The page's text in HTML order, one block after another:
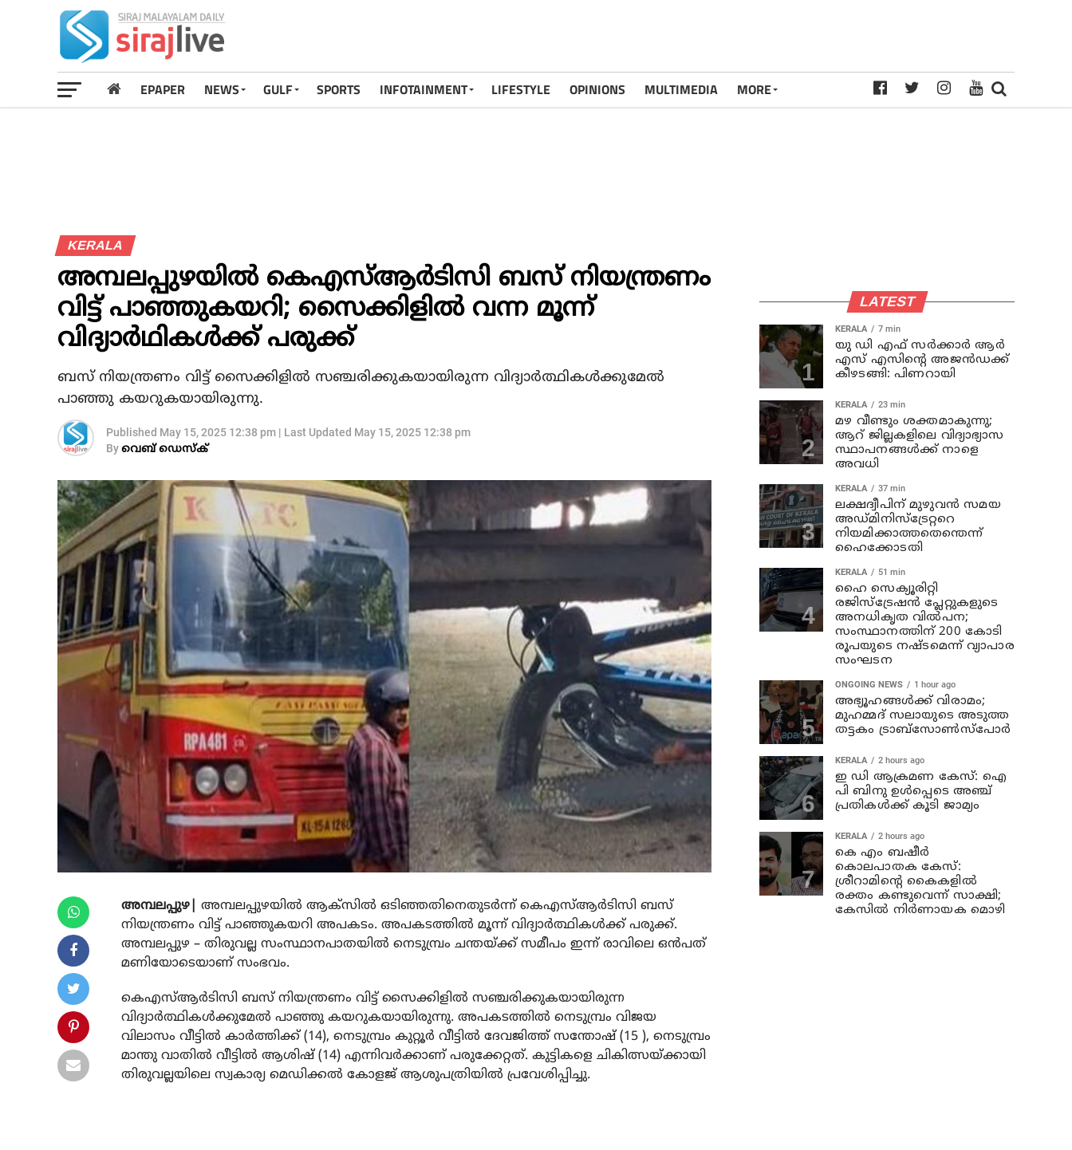
EPAPER NEWS GULF SPORTS INFOTAINMENT LIFESTYLE OPINIONS MULTIMEDIA MORE
KERALA
അമ്പലപ്പുഴയില്‍ കെഎസ്ആര്‍ടിസി ബസ് നിയന്ത്രണം
വിട്ട് പാഞ്ഞുകയറി; സൈക്കിളില്‍ വന്ന മൂന്ന്
വിദ്യാര്‍ഥികള്‍ക്ക് പരുക്ക്
ബസ് നിയന്ത്രണം വിട്ട് സൈക്കിളില്‍ സഞ്ചരിക്കുകയായിരുന്ന വിദ്യാര്‍ത്ഥികള്‍ക്കുമേല്‍
പാഞ്ഞു കയറുകയായിരുന്നു.
Published May 15, 2025 12:38 pm | Last Updated May 15, 2025 12:38 pm
Byവെബ് ഡെസ്‌ക്
അമ്പലപ്പുഴ|
അമ്പലപ്പുഴയില്‍ ആക്‌സില്‍ ഒടിഞ്ഞതിനെതുടര്‍ന്ന് കെഎസ്ആര്‍ടിസി ബസ്
നിയന്ത്രണം വിട്ട് പാഞ്ഞുകയറി അപകടം. അപകടത്തില്‍ മൂന്ന് വിദ്യാര്‍ത്ഥികള്‍ക്ക് പരുക്ക്.
അമ്പലപ്പുഴ – തിരുവല്ല സംസ്ഥാനപാതയില്‍ നെടുമ്പ്രം ചന്തയ്ക്ക് സമീപം ഇന്ന് രാവിലെ ഒന്‍പത്
മണിയോടെയാണ് സംഭവം.
കെഎസ്ആര്‍ടിസി ബസ് നിയന്ത്രണം വിട്ട് സൈക്കിളില്‍ സഞ്ചരിക്കുകയായിരുന്ന
വിദ്യാര്‍ത്ഥികള്‍ക്കുമേല്‍ പാഞ്ഞു കയറുകയായിരുന്നു. അപകടത്തില്‍ നെടുമ്പ്രം വിജയ
വിലാസം വീട്ടില്‍ കാര്‍ത്തിക്ക് (14), നെടുമ്പ്രം കുറ്റൂര്‍ വീട്ടില്‍ ദേവജിത്ത് സന്തോഷ് (15 ), നെടുമ്പ്രം
മാന്തു വാതില്‍ വീട്ടില്‍ ആശിഷ് (14) എന്നിവര്‍ക്കാണ് പരുക്കേറ്റത്. കുട്ടികളെ ചികിത്സയ്ക്കായി
തിരുവല്ലയിലെ സ്വകാര്യ മെഡിക്കല്‍ കോളജ് ആശുപത്രിയില്‍ പ്രവേശിപ്പിച്ചു.
LATEST
KERALA 7 min
യു ഡി എഫ് സര്‍ക്കാര്‍ ആര്‍
എസ് എസിന്റെ അജന്‍ഡക്ക്‌
കീഴടങ്ങി: പിണറായി
KERALA 23 min
മഴ വീണ്ടും ശക്തമാകുന്നു;
ആറ് ജില്ലകളിലെ വിദ്യാഭ്യാസ
സ്ഥാപനങ്ങള്‍ക്ക് നാളെ
അവധി
KERALA 37 min
ലക്ഷദ്വീപിന് മുഴുവന്‍ സമയ
അഡ്മിനിസ്‌ട്രേറ്ററെ
നിയമിക്കാത്തതെന്തെന്ന്
ഹൈക്കോടതി
KERALA 51 min
ഹൈ സെക്യൂരിറ്റി
രജിസ്‌ട്രേഷന്‍ പ്ലേറ്റുകളുടെ
അനധികൃത വില്‍പന;
സംസ്ഥാനത്തിന് 200 കോടി
രൂപയുടെ നഷ്ടമെന്ന് വ്യാപാര
സംഘടന
ONGOING NEWS 1 hour ago
അഭ്യൂഹങ്ങള്‍ക്ക് വിരാമം;
മുഹമ്മദ് സലായുടെ അടുത്ത
തട്ടകം ട്രാബ്സോണ്‍സ്പോര്‍
KERALA 2 hours ago
ഇ ഡി ആക്രമണ കേസ്: ഐ
പി ബിനു ഉള്‍പ്പെടെ അഞ്ച്
പ്രതികള്‍ക്ക് കൂടി ജാമ്യം
KERALA 2 hours ago
കെ എം ബഷീര്‍
കൊലപാതക കേസ്:
ശ്രീറാമിന്റെ കൈകളില്‍
രക്തം കണ്ടുവെന്ന് സാക്ഷി;
കേസില്‍ നിര്‍ണായക മൊഴി